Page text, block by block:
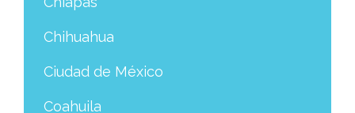
Chihuahua
Ciudad de México
Coahuila